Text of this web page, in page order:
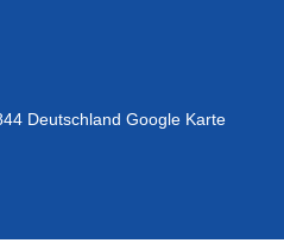
Deutschland Google Karte